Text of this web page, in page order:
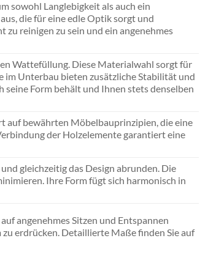
sowohl Langlebigkeit als auch ein
die für eine edle Optik sorgt und
reinigen zu sein und ein angenehmes
Wattefüllung. Diese Materialwahl sorgt für
im Unterbau bieten zusätzliche Stabilität und
seine Form behält und Ihnen stets denselben
auf bewährten Möbelbauprinzipien, die eine
der Holzelemente garantiert eine
gleichzeitig das Design abrunden. Die
Ihre Form fügt sich harmonisch in
angenehmes Sitzen und Entspannen
zu erdrücken. Detaillierte Maße finden Sie auf